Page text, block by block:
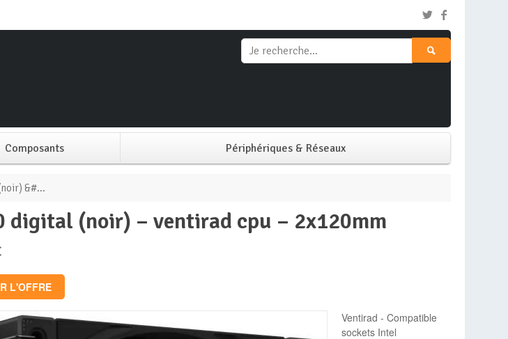
Composants
PC
PC
Périphériques & Réseaux
Ecran PC
&#...
digital (noir) – ventirad cpu – 2x120mm
L'OFFRE
Ventirad - Compatible
sockets Intel